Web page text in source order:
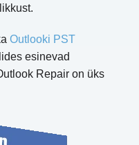
Outlooki PST
esinevad
Repair on üks